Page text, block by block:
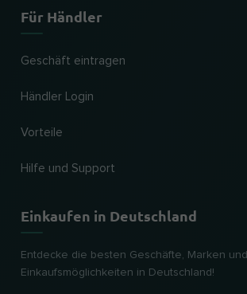
Für Händler
Geschäft eintragen
Händler Login
Vorteile
Hilfe und Support
Einkaufen in Deutschland
Entdecke die besten Geschäfte, Marken und
Einkaufsmöglichkeiten in Deutschland!